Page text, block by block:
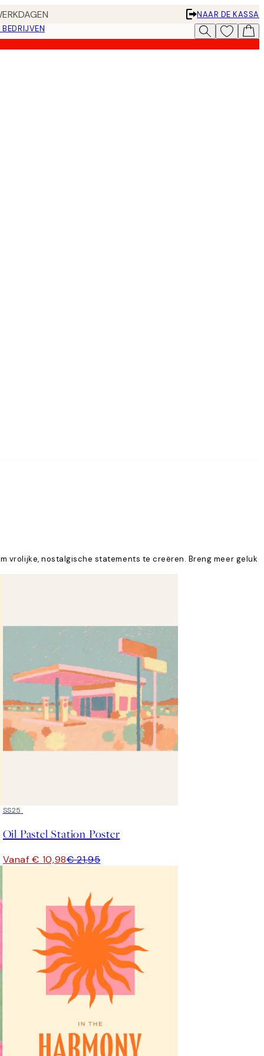
NAAR DE KASSA
vrolijke, nostalgische statements te creëren. Breng meer geluk
50%*
SS25
Oil Pastel Station Poster
Vanaf € 10,98€ 21,95